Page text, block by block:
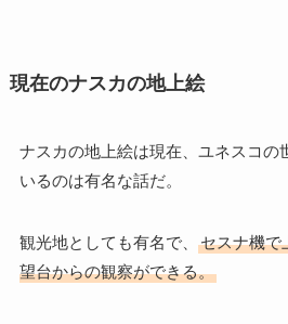
現在のナスカの地上絵
ナスカの地上絵は現在、ユネスコの
いるのは有名な話だ。
観光地としても有名で、
セスナ機で
望台からの観察ができる。